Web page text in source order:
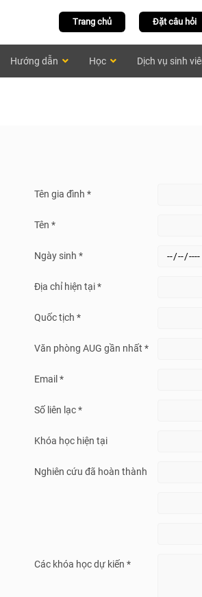
Đặt câu hỏi
Trang chủ
Hướng dẫn Học Dịch vụ sinh
Tên gia đình *
Tên *
Ngày sinh *
Địa chỉ hiện tại *
Quốc tịch *
Văn phòng AUG gần nhất *
Email *
Số liên lạc *
Khóa học hiện tại
Nghiên cứu đã hoàn thành
Các khóa học dự kiến *